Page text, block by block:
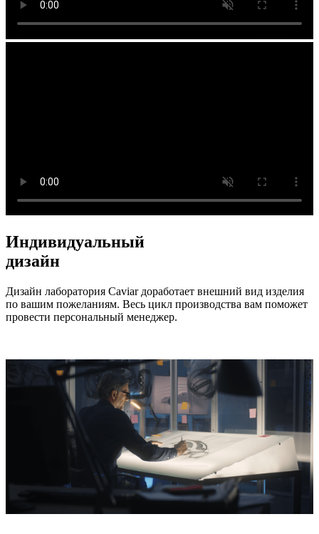
Индивидуальный
дизайн
Дизайн лаборатория Caviar доработает внешний вид изделия
по вашим пожеланиям. Весь цикл производства вам поможет
провести персональный менеджер.